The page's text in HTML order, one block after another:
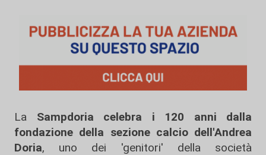
La Sampdoria celebra i 120 anni dalla
fondazione della sezione calcio dell'Andrea
Doria, uno dei 'genitori' della società